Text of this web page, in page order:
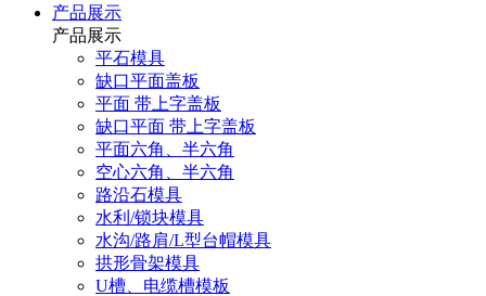
产品展示
产品展示
平石模具
缺口平面盖板
平面 带上字盖板
缺口平面 带上字盖板
平面六角、半六角
空心六角、半六角
路沿石模具
水利/锁块模具
水沟/路肩/L型台帽模具
拱形骨架模具
U槽、电缆槽模板